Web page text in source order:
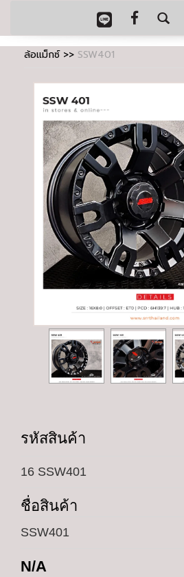
ล้อแม็กซ์>> SSW401
รหัสสินค้า
16 SSW401
ชื่อสินค้า
SSW401
N/A